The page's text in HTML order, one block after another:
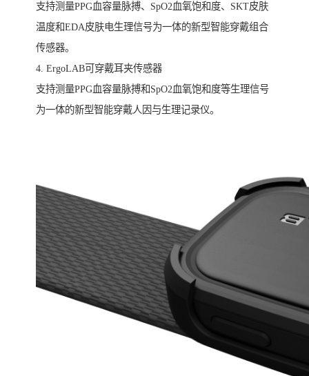
支持测量PPG血容量脉搏、SpO2血氧饱和度、SKT皮肤
温度和EDA皮肤电生理信号为一体的新型智能穿戴组合
传感器。
4. ErgoLAB可穿戴耳夹传感器
支持测量PPG血容量脉搏和SpO2血氧饱和度等生理信号
为一体的新型智能穿戴人因与生理记录仪。